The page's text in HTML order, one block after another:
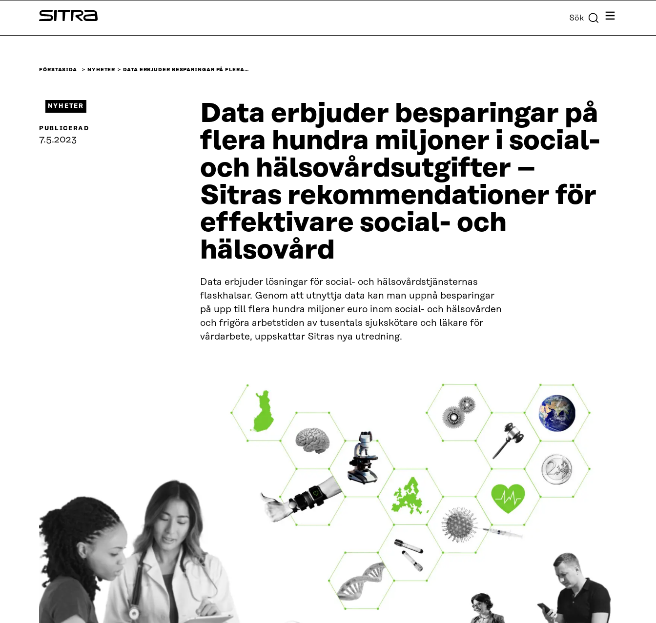
↓
Sitra Sök Meny
FÖRSTASIDA NYHETER DATA ERBJUDER BESPARINGAR PÅ FLERA…
Data erbjuder besparingar på
flera hundra miljoner i social-
och hälsovårdsutgifter –
Sitras rekommendationer för
effektivare social- och
hälsovård
Data erbjuder lösningar för social- och hälsovårdstjänsternas
flaskhalsar. Genom att utnyttja data kan man uppnå besparingar
på upp till flera hundra miljoner euro inom social- och hälsovården
och frigöra arbetstiden av tusentals sjukskötare och läkare för
vårdarbete, uppskattar Sitras nya utredning.
NYHETER
PUBLICERAD
7.5.2023